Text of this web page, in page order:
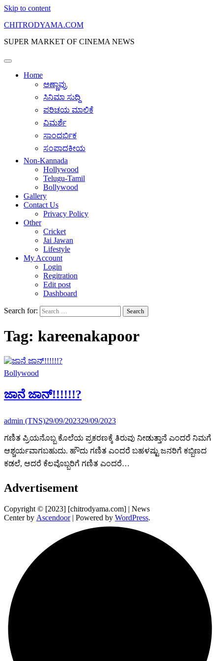
Skip to content
CHITRODYAMA.COM
SUPER MARKET OF CINEMA NEWS
Home
ಅಣ್ಣಾವ್ರು
ಸಿನಿಮಾ ಸುದ್ದಿ
ಪರಿಚಯ ಮಾಲಿಕೆ
ವಿಮರ್ಶೆ
ಸಾಂದರ್ಭಿಕ
ಸಂಪಾದಕೀಯ
Non-Kannada
Hollywood
Telugu-Tamil
Bollywood
Gallery
Contact Us
Privacy Policy
Other
Cricket
Jai Jawan
Lifestyle
My Account
Login
Regitration
Edit post
Dashboard
Search for:
Tag: kareenakapoor
Bollywood
ಜಾನೆ ಜಾನ್!!!!!!?
admin (TNS)29/09/202329/09/2023
ಗಣಿತ ಪ್ರಿಯನೊಬ್ಬ ಕೊಲೆಯ ಪ್ರಕರಣಕ್ಕೆ ತಿರುವು ನೀಡುತ್ತಾನೆ ಎಂದರೆ ನಿಮಗೆ
ಆಶ್ಚರ್ಯವಾಗಬಹುದು. ಹೌದು ಗಣಿತ ಎಂದರೆ ಬಹಳಷ್ಟು ಜನರಿಗೆ ಕಬ್ಬಿಣದ
ಕಡಲೆ, ಆದರೆ ಕೆಲವೊಬ್ಬರಿಗೆ ಗಣಿತ ಎಂದರೆ…
Advertisement
Copyright © [2023] [chitrodyama.com] | News
Center by Ascendoor| Powered by WordPress.